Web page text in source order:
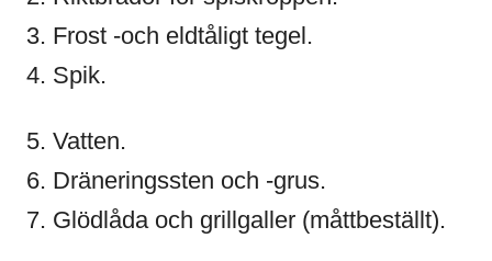
3. Frost -och eldtåligt tegel.
4. Spik.
5. Vatten.
6. Dräneringssten och -grus.
7. Glödlåda och grillgaller (måttbeställt).